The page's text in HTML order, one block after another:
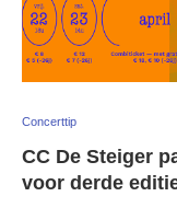
Concerttip
CC De Steiger
voor derde